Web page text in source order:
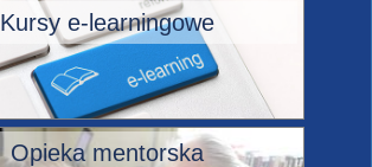
Kursy e-learningowe
Opieka mentorska